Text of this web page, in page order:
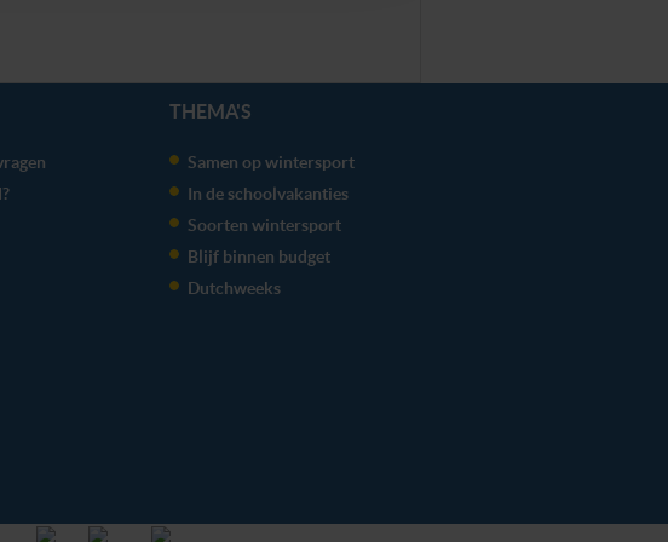
THEMA'S
Samen op wintersport
In de schoolvakanties
Soorten wintersport
Blijf binnen budget
Dutchweeks